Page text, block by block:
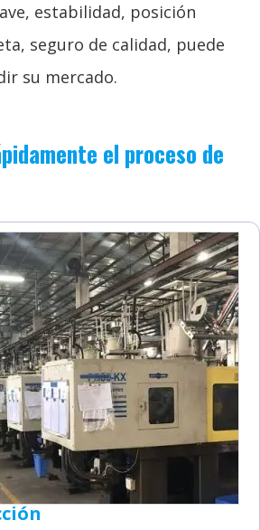
estabilidad, posición
seguro de calidad, puede
su mercado.
el proceso de